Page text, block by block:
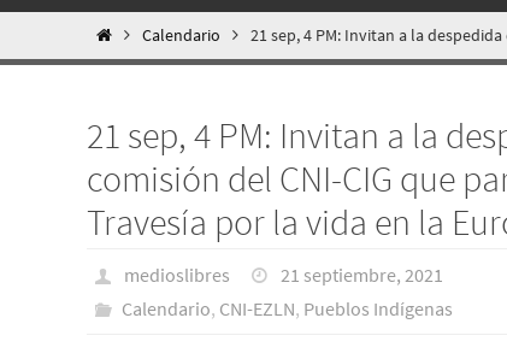
contenido
InicioCalendario 21 sep, 4 PM: Invitan a la
21 sep, 4 PM: Invitan a la
comisión del CNI-CIG que
Travesía por la vida en la
medioslibres
21 septiembre, 2021
Calendario, CNI-EZLN, Pueblos Indí­genas